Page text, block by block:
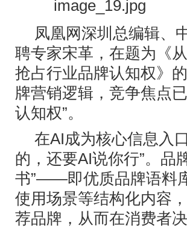
凤凰网深圳总编辑、
聘专家宋革，在题为《
抢占行业品牌认知权》
牌营销逻辑，竞争焦点
认知权”。
在AI成为核心信息入
的，还要AI说你行”。品
书”——即优质品牌语料
使用场景等结构化内容
荐品牌，从而在消费者